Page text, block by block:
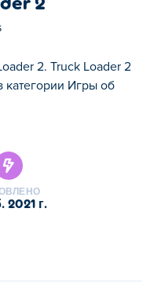
2. Truck Loader 2
категории Игры об
2021 г.